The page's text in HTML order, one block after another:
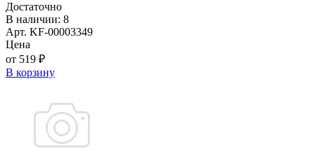
Достаточно
В наличии: 8
Арт. KF-00003349
Цена
от 519 ₽
В корзину